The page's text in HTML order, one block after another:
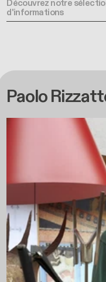
Découvrez notre
d'informations
Paolo